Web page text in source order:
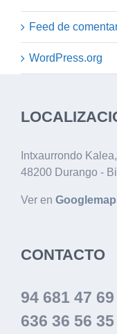
Feed de
WordPress.org
Intxaurrondo
48200 Durango -
Ver en
CONTACTO
94 681 47 69
636 36 56 35